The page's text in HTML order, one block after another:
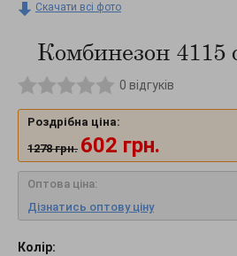
Скачати всі фото
Комбинезон
0 відгуків
Роздрібна ціна:
1278 грн. 602 грн.
Оптова ціна:
Дізнатись оптову ціну
Колір: